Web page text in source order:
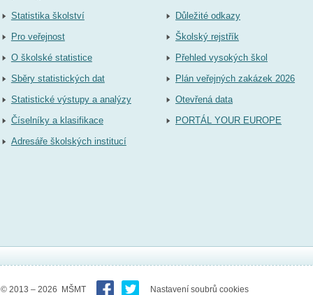
Statistika školství
Pro veřejnost
O školské statistice
Sběry statistických dat
Statistické výstupy a analýzy
Číselníky a klasifikace
Adresáře školských institucí
Důležité odkazy
Školský rejstřík
Přehled vysokých škol
Plán veřejných zakázek 2026
Otevřená data
PORTÁL YOUR EUROPE
© 2013 – 2026 MŠMT Nastavení soubrů cookies